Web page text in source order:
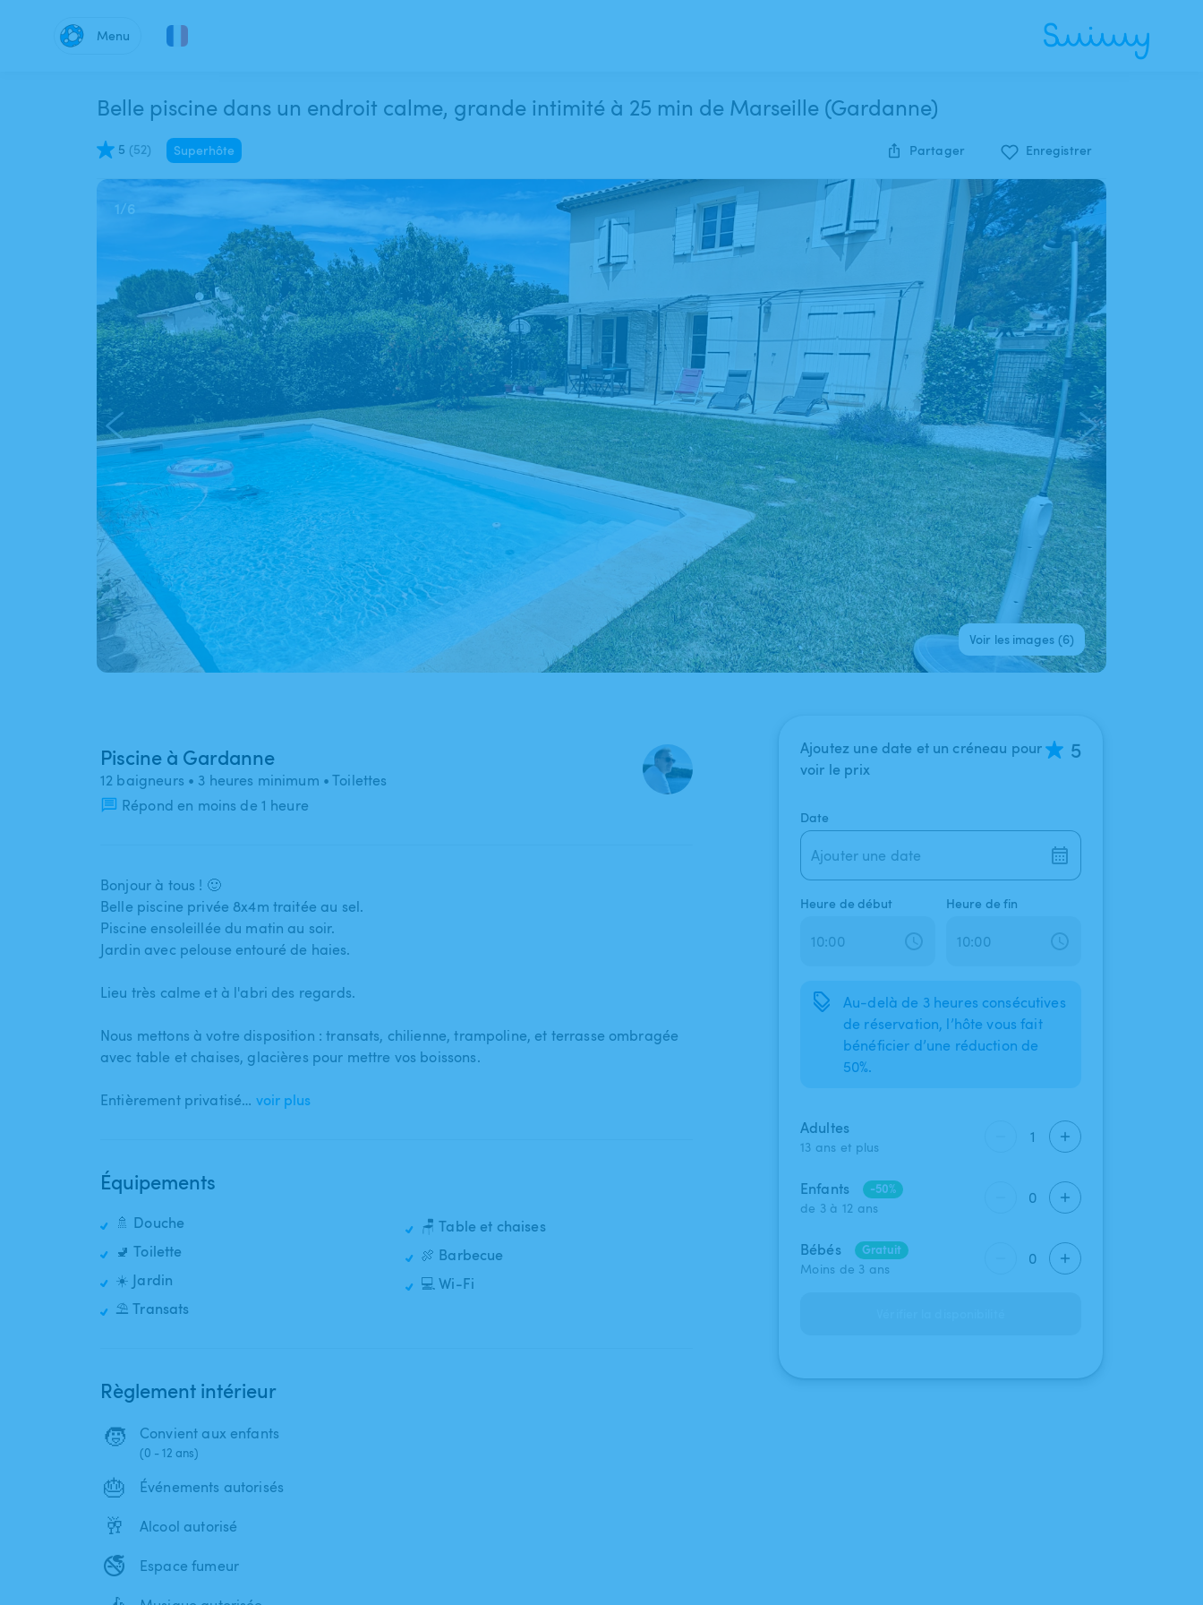
Menu
Belle piscine dans un endroit calme, grande intimité à 25 min de Marseille (Gardanne)
5 (52) Superhôte Partager Enregistrer
1/6
Voir les images (6)
Piscine à Gardanne
12 baigneurs • 3 heures minimum • Toilettes
Répond en moins de 1 heure
Bonjour à tous ! 🙂
Belle piscine privée 8x4m traitée au sel.
Piscine ensoleillée du matin au soir.
Jardin avec pelouse entouré de haies.
Lieu très calme et à l'abri des regards.
Nous mettons à votre disposition : transats​,​ chilienne​,​ trampoline​,​ et terrasse ombragée
avec table et chaises​,​ glacières pour mettre vos boissons.
Entièrement privatisé… voir plus
Équipements
🚿 Douche
🚽 Toilette
☀️ Jardin
⛱️ Transats
🪑 Table et chaises
🍖 Barbecue
💻 Wi-Fi
Règlement intérieur
🧒 Convient aux enfants
(0 - 12 ans)
🎂 Événements autorisés
🥂 Alcool autorisé
🚭 Espace fumeur
Ajoutez une date et un créneau pour
voir le prix
5
Date
Ajouter une date
Heure de début Heure de fin
Au-delà de 3 heures consécutives
de réservation, l’hôte vous fait
bénéficier d’une réduction de
50%.
Adultes
13 ans et plus
1
Enfants
-50%
de 3 à 12 ans
0
Bébés
Gratuit
Moins de 3 ans
0